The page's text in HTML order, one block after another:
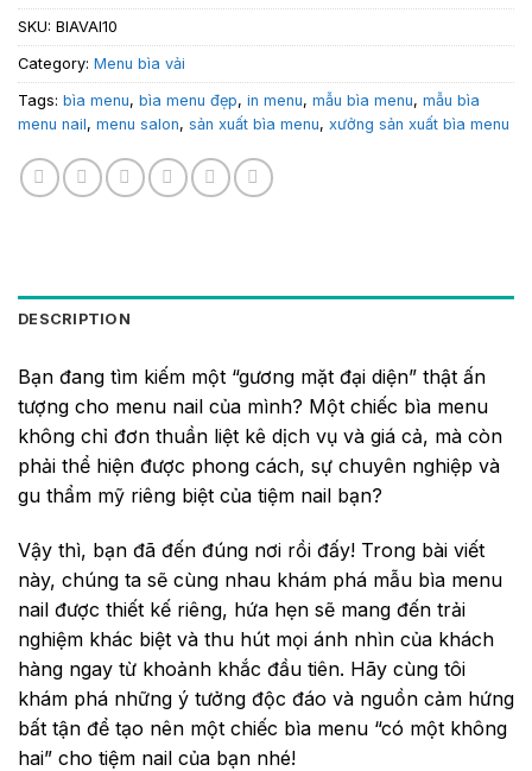
SKU: BIAVAI10
Category: Menu bìa vải
Tags: bìa menu, bìa menu đẹp, in menu, mẫu bìa menu, mẫu bìa
menu nail, menu salon, sản xuất bìa menu, xưởng sản xuất bìa menu
DESCRIPTION
Bạn đang tìm kiếm một “gương mặt đại diện” thật ấn
tượng cho menu nail của mình? Một chiếc bìa menu
không chỉ đơn thuần liệt kê dịch vụ và giá cả, mà còn
phải thể hiện được phong cách, sự chuyên nghiệp và
gu thẩm mỹ riêng biệt của tiệm nail bạn?
Vậy thì, bạn đã đến đúng nơi rồi đấy! Trong bài viết
này, chúng ta sẽ cùng nhau khám phá mẫu bìa menu
nail được thiết kế riêng, hứa hẹn sẽ mang đến trải
nghiệm khác biệt và thu hút mọi ánh nhìn của khách
hàng ngay từ khoảnh khắc đầu tiên. Hãy cùng tôi
khám phá những ý tưởng độc đáo và nguồn cảm hứng
bất tận để tạo nên một chiếc bìa menu “có một không
hai” cho tiệm nail của bạn nhé!